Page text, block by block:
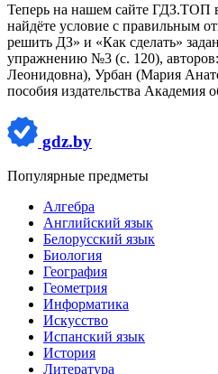
Теперь на нашем сайте ГДЗ.ТОП
найдёте условие с правильным
решить ДЗ» и «Как сделать»
упражнению №3 (с. 120),
Леонидовна), Урбан (Мария
пособия издательства Академия
gdz.by
Популярные предметы
Алгебра
Английский язык
Белорусский язык
Биология
География
Геометрия
Информатика
Искусство
Испанский язык
История
Литература